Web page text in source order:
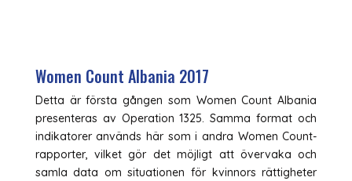
Women Count Albania 2017
Detta är första gången som Women Count Albania
presenteras av Operation 1325. Samma format och
indikatorer används här som i andra Women Count-
rapporter, vilket gör det möjligt att övervaka och
samla data om situationen för kvinnors rättigheter